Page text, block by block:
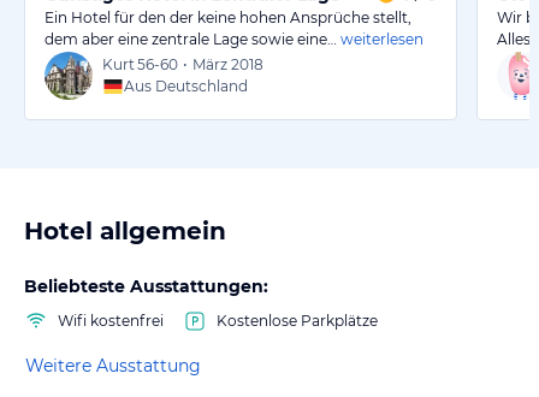
Ein Hotel für den der keine hohen Ansprüche stellt,
dem aber eine zentrale Lage sowie eine…
weiterlesen
Kurt 56-60 • März 2018
Aus Deutschland
Wir
Alles
Hotel allgemein
Beliebteste Ausstattungen:
Wifi kostenfrei Kostenlose Parkplätze
Weitere Ausstattung